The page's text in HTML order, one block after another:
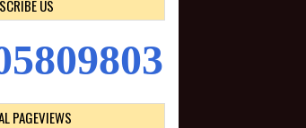
US
5809803
PAGEVIEWS